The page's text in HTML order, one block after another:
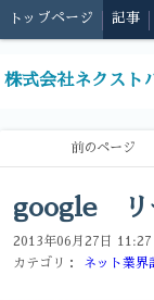
トップページ 記事
株式会社ネクス
前のページ
google リ
2013年06月27日 11:27
カテゴリ：
ネット業界